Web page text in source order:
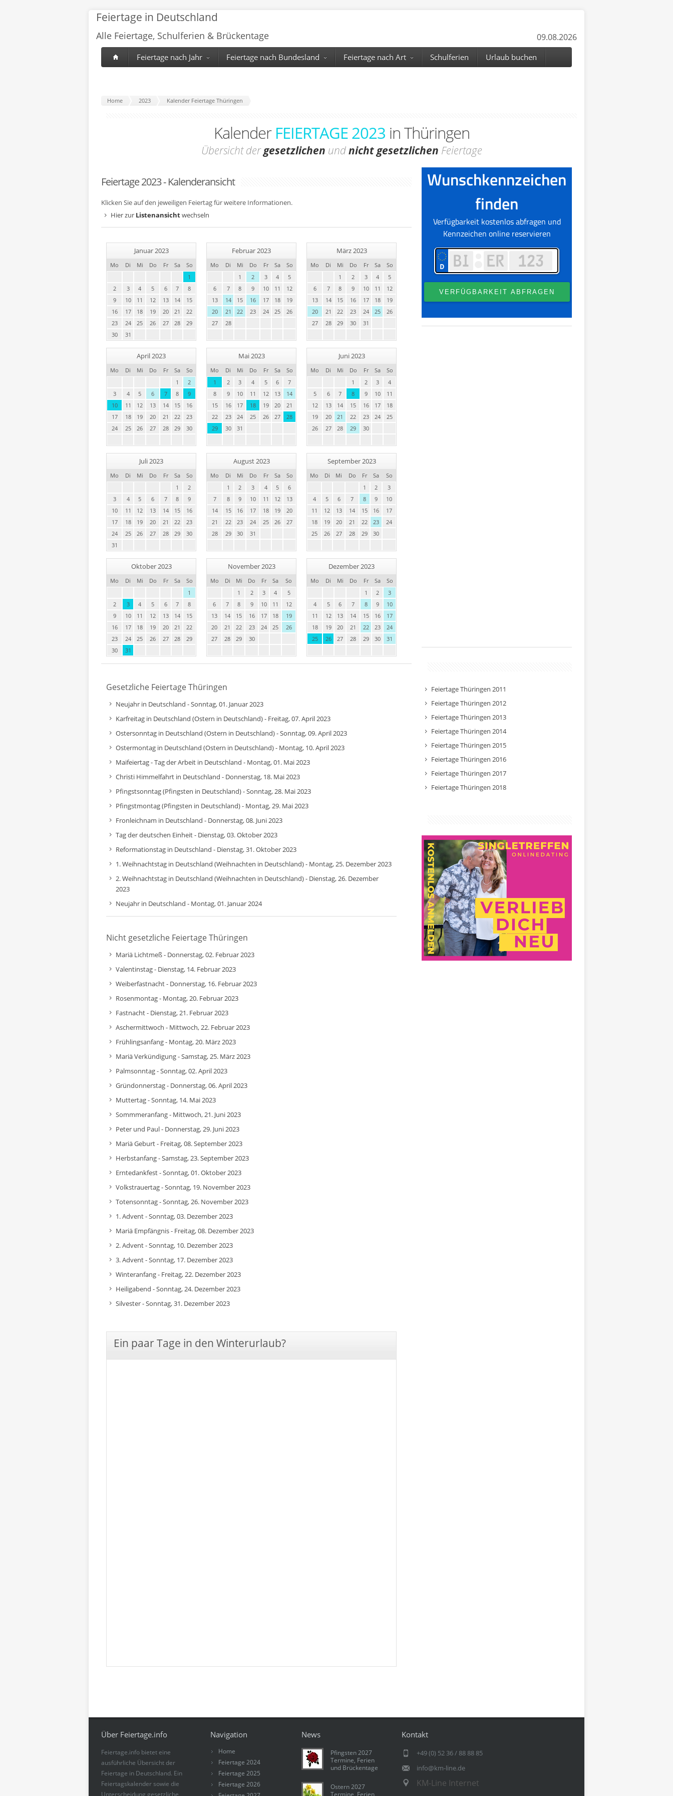
Feiertage in Deutschland
Alle Feiertage, Schulferien & Brückentage 09.08.2026
Feiertage nach Jahr Feiertage nach Bundesland Feiertage nach Art Schulferien Urlaub buchen
Home 2023 Kalender Feiertage Thüringen
Kalender FEIERTAGE 2023 in Thüringen
Übersicht dergesetzlichen undnicht gesetzlichen Feiertage
Feiertage 2023 - Kalenderansicht
Klicken Sie auf den jeweiligen Feiertag für weitere Informationen.
Hier zur Listenansichtwechseln
Januar 2023
Mo Di Mi Do Fr Sa
So
1
2
3 4 5 6 7
8
9
10 11 12 13 14
15
16
17 18 19 20 21
22
23
24 25 26 27 28
29
30
31
Februar 2023
Mo Di Mi Do Fr Sa
So
1
2 3 4
5
6
7 8 9 10 11
12
13
14 15 16 17 18
19
20
21 22 23 24 25
26
27
28
März 2023
Mo Di Mi Do Fr Sa
So
1
2 3 4
5
6
7 8 9 10 11
12
13
14 15 16 17 18
19
20
21 22 23 24 25
26
27
28 29 30 31
April 2023
Mo Di Mi Do Fr Sa
So
1
2
3
4 5 6 7 8
9
10
11 12 13 14 15
16
17
18 19 20 21 22
23
24
25 26 27 28 29 30
Mai 2023
Mo Di Mi Do Fr Sa
So
1
2 3 4 5 6
7
8
9 10 11 12 13
14
15
16 17 18 19 20
21
22
23 24 25 26 27
28
29
30 31
Juni 2023
Mo Di Mi Do Fr Sa
So
1
2 3
4
5
6 7 8 9 10
11
12
13 14 15 16 17
18
19
20 21 22 23 24
25
26
27 28 29 30
Juli 2023
Mo Di Mi Do Fr Sa
So
1
2
3
4 5 6 7 8
9
10
11 12 13 14 15
16
17
18 19 20 21 22
23
24
25 26 27 28 29
30
31
August 2023
Mo Di Mi Do Fr Sa
So
1
2 3 4 5
6
7
8 9 10 11 12
13
14
15 16 17 18 19
20
21
22 23 24 25 26
27
28
29 30 31
September 2023
Mo Di Mi Do Fr Sa
So
1
2
3
4
5 6 7 8 9
10
11
12 13 14 15 16
17
18
19 20 21 22 23
24
25
26 27 28 29 30
Oktober 2023
Mo Di Mi Do Fr Sa
So
1
2
3 4 5 6 7
8
9
10 11 12 13 14
15
16
17 18 19 20 21
22
23
24 25 26 27 28
29
30
31
November 2023
Mo Di Mi Do Fr Sa
So
1
2 3 4
5
6
7 8 9 10 11
12
13
14 15 16 17 18
19
20
21 22 23 24 25
26
27
28 29 30
Dezember 2023
Mo Di Mi Do Fr Sa
So
1
2
3
4
5 6 7 8 9
10
11
12 13 14 15 16
17
18
19 20 21 22 23
24
25
26 27 28 29 30 31
Gesetzliche Feiertage Thüringen
Neujahr in Deutschland - Sonntag, 01. Januar 2023
Karfreitag in Deutschland (Ostern in Deutschland) - Freitag, 07. April 2023
Ostersonntag in Deutschland (Ostern in Deutschland) - Sonntag, 09. April 2023
Ostermontag in Deutschland (Ostern in Deutschland) - Montag, 10. April 2023
Maifeiertag - Tag der Arbeit in Deutschland - Montag, 01. Mai 2023
Christi Himmelfahrt in Deutschland - Donnerstag, 18. Mai 2023
Pfingstsonntag (Pfingsten in Deutschland) - Sonntag, 28. Mai 2023
Pfingstmontag (Pfingsten in Deutschland) - Montag, 29. Mai 2023
Fronleichnam in Deutschland - Donnerstag, 08. Juni 2023
Tag der deutschen Einheit - Dienstag, 03. Oktober 2023
Reformationstag in Deutschland - Dienstag, 31. Oktober 2023
1. Weihnachtstag in Deutschland (Weihnachten in Deutschland) - Montag, 25. Dezember 2023
2. Weihnachtstag in Deutschland (Weihnachten in Deutschland) - Dienstag, 26. Dezember
2023
Neujahr in Deutschland - Montag, 01. Januar 2024
Nicht gesetzliche Feiertage Thüringen
Mariä Lichtmeß - Donnerstag, 02. Februar 2023
Valentinstag - Dienstag, 14. Februar 2023
Weiberfastnacht - Donnerstag, 16. Februar 2023
Rosenmontag - Montag, 20. Februar 2023
Fastnacht - Dienstag, 21. Februar 2023
Aschermittwoch - Mittwoch, 22. Februar 2023
Frühlingsanfang - Montag, 20. März 2023
Mariä Verkündigung - Samstag, 25. März 2023
Palmsonntag - Sonntag, 02. April 2023
Gründonnerstag - Donnerstag, 06. April 2023
Muttertag - Sonntag, 14. Mai 2023
Sommmeranfang - Mittwoch, 21. Juni 2023
Peter und Paul - Donnerstag, 29. Juni 2023
Mariä Geburt - Freitag, 08. September 2023
Herbstanfang - Samstag, 23. September 2023
Erntedankfest - Sonntag, 01. Oktober 2023
Volkstrauertag - Sonntag, 19. November 2023
Totensonntag - Sonntag, 26. November 2023
1. Advent - Sonntag, 03. Dezember 2023
Mariä Empfängnis - Freitag, 08. Dezember 2023
2. Advent - Sonntag, 10. Dezember 2023
3. Advent - Sonntag, 17. Dezember 2023
Winteranfang - Freitag, 22. Dezember 2023
Heiligabend - Sonntag, 24. Dezember 2023
Silvester - Sonntag, 31. Dezember 2023
Ein paar Tage in den Winterurlaub?
Feiertage Thüringen 2011
Feiertage Thüringen 2012
Feiertage Thüringen 2013
Feiertage Thüringen 2014
Feiertage Thüringen 2015
Feiertage Thüringen 2016
Feiertage Thüringen 2017
Feiertage Thüringen 2018
Über Feiertage.info
Feiertage.info bietet eine
ausführliche Übersicht der
Feiertage in Deutschland. Ein
Feiertagskalender sowie die
Unterscheidung gesetzliche
Navigation
Home
Feiertage 2024
Feiertage 2025
Feiertage 2026
News
Pfingsten 2027
Termine, Ferien
und Brückentage
Ostern 2027
Termine, Ferien
Kontakt
+49 (0) 52 36 / 88 88 85
info@km-line.de
KM-Line Internet